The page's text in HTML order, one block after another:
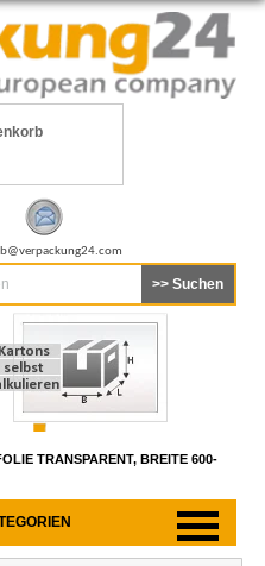
TRANSPARENT, BREITE 600-